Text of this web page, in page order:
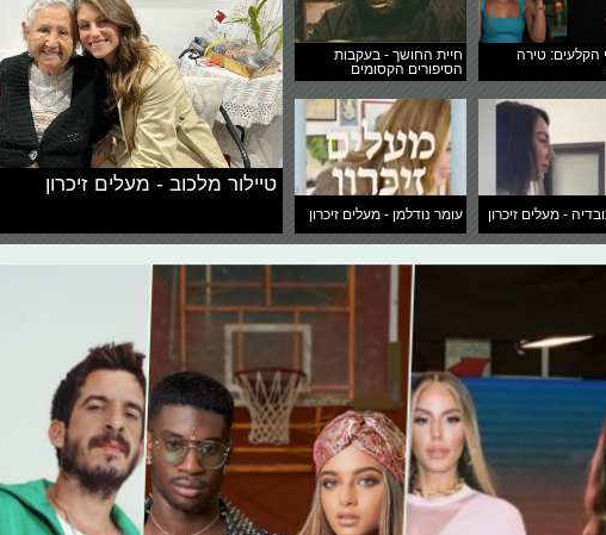
הקלעים: טירה
חיית החושך - בעקבות
הסיפורים הקסומים
- מעלים זיכרון עומר נודלמן - מעלים זיכרון
טיילור מלכוב - מעלים זיכרון